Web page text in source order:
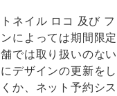
トネイル ロコ 及び
ンによっては期間限
舗では取り扱いのな
にデザインの更新を
か、ネット予約シ